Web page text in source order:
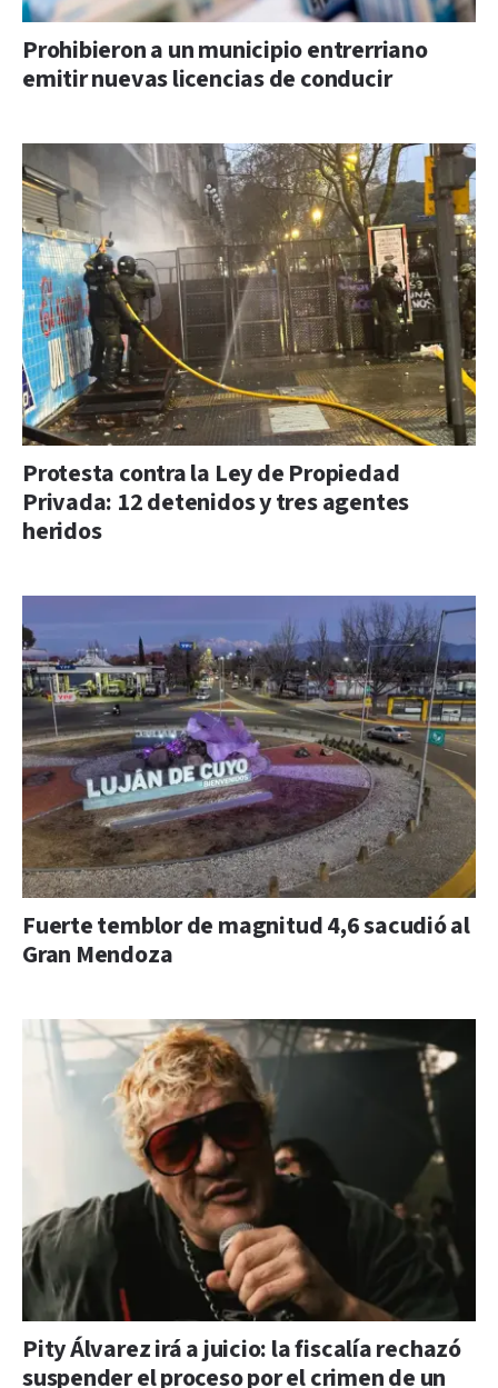
Prohibieron a un municipio entrerriano
emitir nuevas licencias de conducir
Protesta contra la Ley de Propiedad
Privada: 12 detenidos y tres agentes
heridos
Fuerte temblor de magnitud 4,6 sacudió al
Gran Mendoza
Pity Álvarez irá a juicio: la fiscalía rechazó
suspender el proceso por el crimen de un